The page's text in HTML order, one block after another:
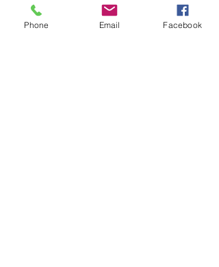
D'autres styles existent et il n'en est pas un
Phone Email Facebook